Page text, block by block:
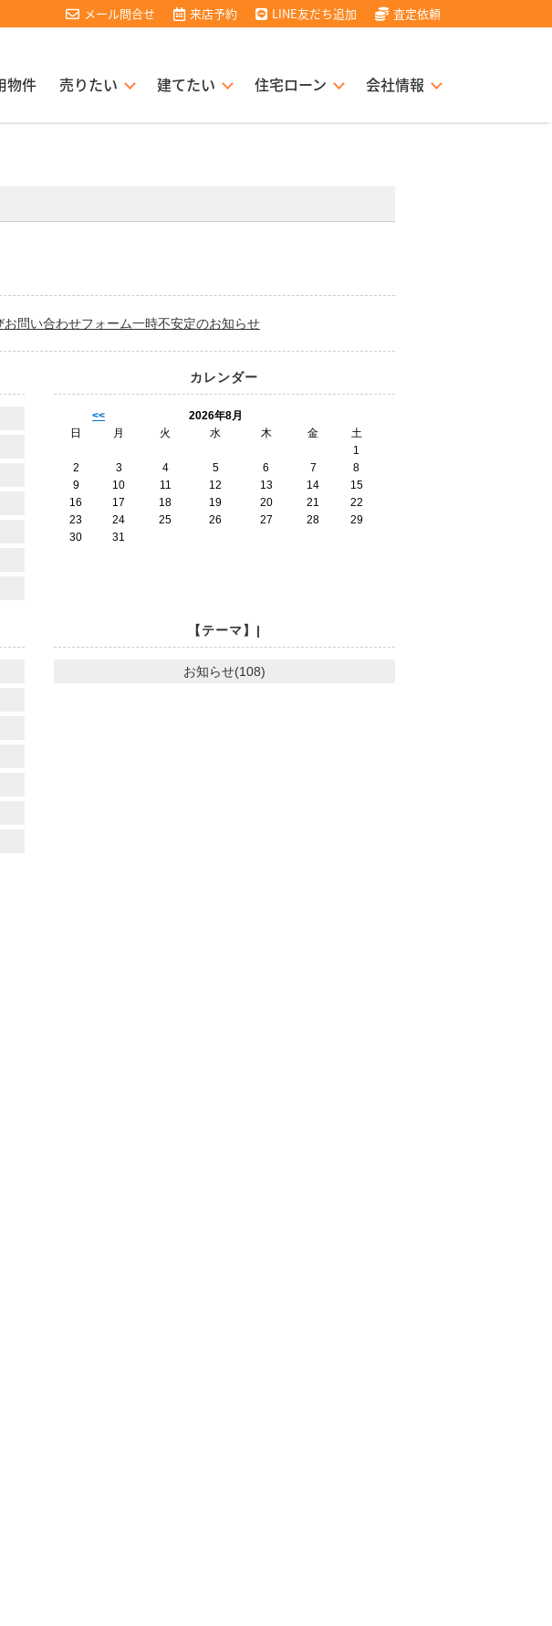
メール問合せ 来店予約 LINE友だち追加 査定依頼
物件 売りたい 建てたい 住宅ローン 会社情報
お問い合わせフォーム一時不安定のお知らせ
カレンダー
<<
2026年8月
日
月 火 水 木 金
土
1
2
3 4 5 6 7
8
9
10 11 12 13 14
15
16
17 18 19 20 21
22
23
24 25 26 27 28
29
30
31
【テーマ】|
お知らせ(108)